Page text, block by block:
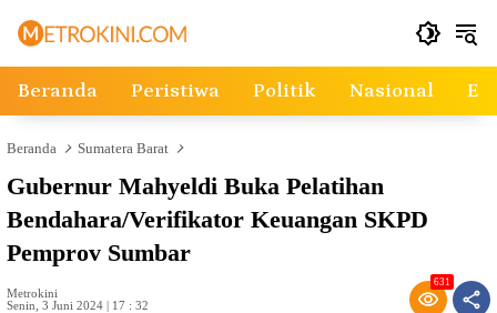
Beranda Peristiwa Politik Nasional
Beranda Sumatera Barat
Gubernur Mahyeldi Buka Pelatihan
Bendahara/Verifikator Keuangan SKPD
Pemprov Sumbar
Metrokini
Senin, 3 Juni 2024 | 17 : 32
631